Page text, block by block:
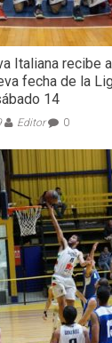
Italiana recibe
fecha de la
14
Editor 0